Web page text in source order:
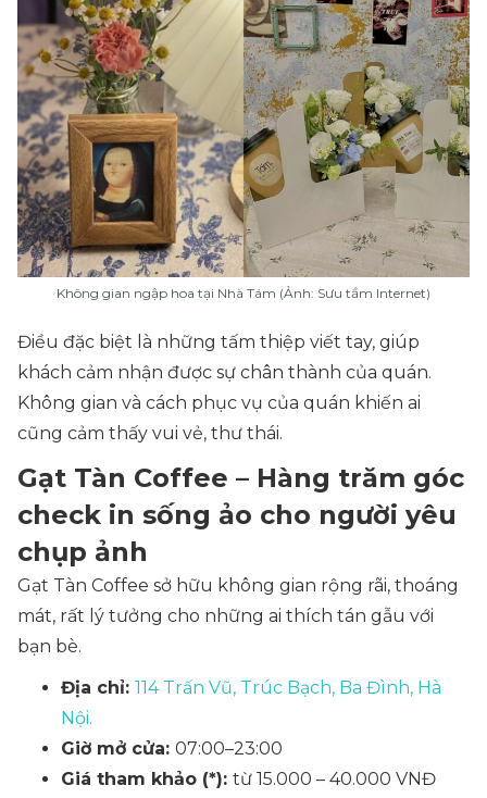
Không gian ngập hoa tại Nhà Tám (Ảnh: Sưu tầm Internet)
Điều đặc biệt là những tấm thiệp viết tay, giúp
khách cảm nhận được sự chân thành của quán.
Không gian và cách phục vụ của quán khiến ai
cũng cảm thấy vui vẻ, thư thái.
Gạt Tàn Coffee – Hàng trăm góc
check in sống ảo cho người yêu
chụp ảnh
Gạt Tàn Coffee sở hữu không gian rộng rãi, thoáng
mát, rất lý tưởng cho những ai thích tán gẫu với
bạn bè.
Địa chỉ: 114 Trấn Vũ, Trúc Bạch, Ba Đình, Hà
Nội.
Giờ mở cửa: 07:00–23:00
Giá tham khảo (*): từ 15.000 – 40.000 VNĐ